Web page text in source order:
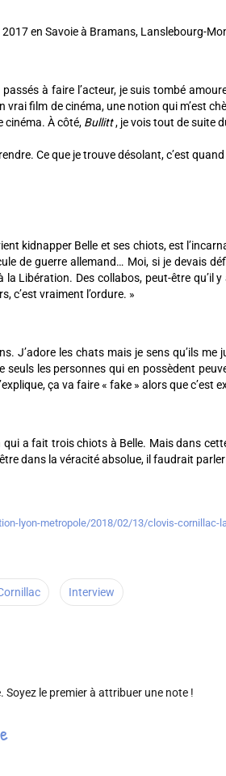
en Savoie à Bramans, Lanslebourg-
à faire l’acteur, je suis tombé
vrai film de cinéma, une notion qui m’est
cinéma. À côté, Bullitt, je vois tout de suite
Ce que je trouve désolant, c’est
kidnapper Belle et ses chiots, est
de guerre allemand… Moi, si je devais
Libération. Des collabos, peut-être
c’est vraiment l’ordure. »
J’adore les chats mais je sens qu’ils
seuls les personnes qui en possèdent
ça va faire « fake » alors que c’est
qui a fait trois chiots à Belle. Mais dans
dans la véracité absolue, il faudrait
lyon-metropole/2018/02/13/clovis-cornillac-
Interview
Soyez le premier à attribuer une note !